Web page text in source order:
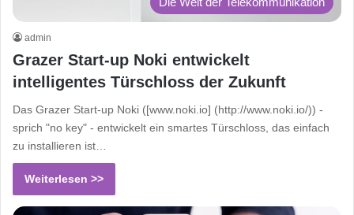
admin
Grazer Start-up Noki entwickelt
intelligentes Türschloss der Zukunft
Das Grazer Start-up Noki ([www.noki.io] (http://www.noki.io/)) -
sprich "no key" - entwickelt ein smartes Türschloss, das einfach
zu installieren ist…
Weiterlesen >>